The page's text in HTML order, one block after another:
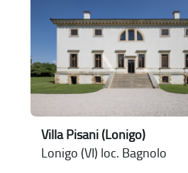
Villa Pisani (Lonigo)
Lonigo (VI) loc. Bagnolo